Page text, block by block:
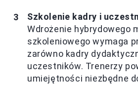
Szkolenie kadry i
Wdrożenie hybrydowego
szkoleniowego wymaga
zarówno kadry
uczestników. Trenerzy
umiejętności niezbędne